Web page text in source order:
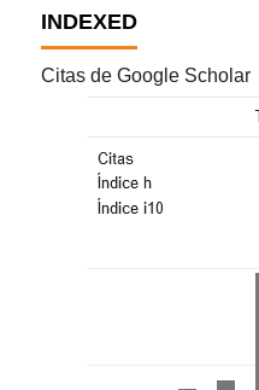
INDEXED
Citas de Google Scholar